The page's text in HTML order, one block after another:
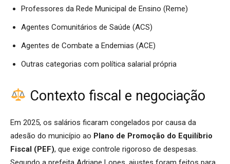
Professores da Rede Municipal de Ensino (Reme)
Agentes Comunitários de Saúde (ACS)
Agentes de Combate a Endemias (ACE)
Outras categorias com política salarial própria
Contexto fiscal e negociação
Em 2025, os salários ficaram congelados por causa da
adesão do município ao Plano de Promoção do Equilíbrio
Fiscal (PEF), que exige controle rigoroso de despesas.